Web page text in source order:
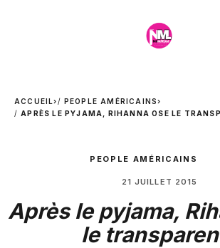
ACCUEIL› PEOPLE AMÉRICAINS›
APRÈS LE PYJAMA, RIHANNA OSE LE
PEOPLE AMÉRICAINS
21 JUILLET 2015
Après le pyjama,
le